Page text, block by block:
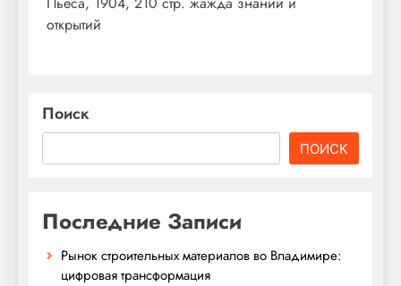
открытий
Поиск
ПОИСК
Последние Записи
Рынок строительных материалов во Владимире:
цифровая трансформация